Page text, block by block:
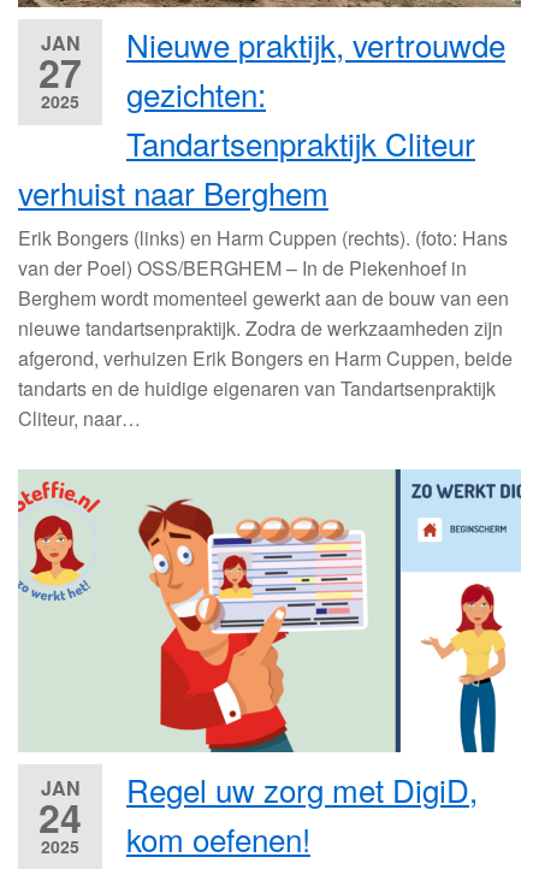
JAN
27
2025
Nieuwe praktijk, vertrouwde
gezichten:
Tandartsenpraktijk Cliteur
verhuist naar Berghem
Erik Bongers (links) en Harm Cuppen (rechts). (foto: Hans
van der Poel) OSS/BERGHEM – In de Piekenhoef in
Berghem wordt momenteel gewerkt aan de bouw van een
nieuwe tandartsenpraktijk. Zodra de werkzaamheden zijn
afgerond, verhuizen Erik Bongers en Harm Cuppen, beide
tandarts en de huidige eigenaren van Tandartsenpraktijk
Cliteur, naar…
JAN
24
2025
Regel uw zorg met DigiD,
kom oefenen!